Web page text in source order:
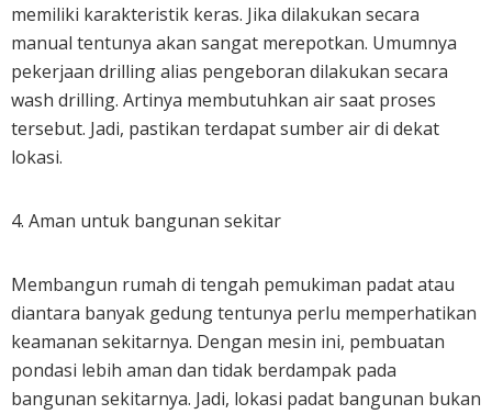
memiliki karakteristik keras. Jika dilakukan secara
manual tentunya akan sangat merepotkan. Umumnya
pekerjaan drilling alias pengeboran dilakukan secara
wash drilling. Artinya membutuhkan air saat proses
tersebut. Jadi, pastikan terdapat sumber air di dekat
lokasi.
4. Aman untuk bangunan sekitar
Membangun rumah di tengah pemukiman padat atau
diantara banyak gedung tentunya perlu memperhatikan
keamanan sekitarnya. Dengan mesin ini, pembuatan
pondasi lebih aman dan tidak berdampak pada
bangunan sekitarnya. Jadi, lokasi padat bangunan bukan